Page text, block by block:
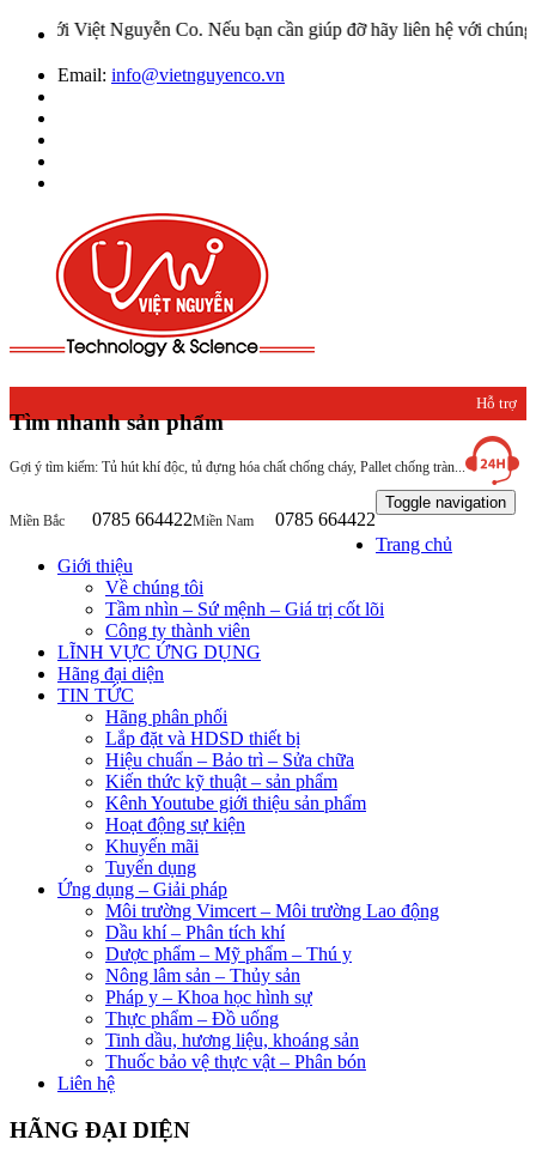
Co. Nếu bạn cần giúp đỡ hãy liên hệ với chúng tôi qua
Email: info@vietnguyenco.vn
Tìm nhanh sản phẩm
Gợi ý tìm kiếm: Tủ hút khí độc, tủ đựng hóa chất chống cháy, Pallet chống tràn...
Hỗ trợ
khách
hàng
Miền Bắc 0785 664422Miền Nam 0785 664422
Toggle navigation
Trang chủ
Giới thiệu
Về chúng tôi
Tầm nhìn – Sứ mệnh – Giá trị cốt lõi
Công ty thành viên
LĨNH VỰC ỨNG DỤNG
Hãng đại diện
TIN TỨC
Hãng phân phối
Lắp đặt và HDSD thiết bị
Hiệu chuẩn – Bảo trì – Sửa chữa
Kiến thức kỹ thuật – sản phẩm
Kênh Youtube giới thiệu sản phẩm
Hoạt động sự kiện
Khuyến mãi
Tuyển dụng
Ứng dụng – Giải pháp
Môi trường Vimcert – Môi trường Lao động
Dầu khí – Phân tích khí
Dược phẩm – Mỹ phẩm – Thú y
Nông lâm sản – Thủy sản
Pháp y – Khoa học hình sự
Thực phẩm – Đồ uống
Tinh dầu, hương liệu, khoáng sản
Thuốc bảo vệ thực vật – Phân bón
Liên hệ
HÃNG ĐẠI DIỆN